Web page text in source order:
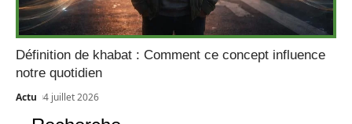
Définition de khabat : Comment ce concept influence
notre quotidien
Actu 4 juillet 2026